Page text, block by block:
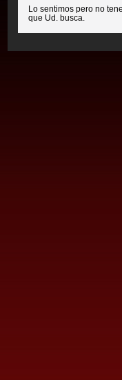
Lo sentimos pero no
que Ud. busca.